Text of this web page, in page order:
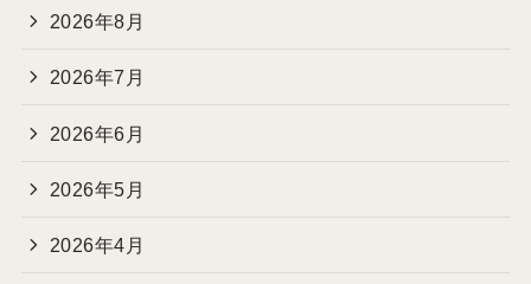
2026年8月
2026年7月
2026年6月
2026年5月
2026年4月